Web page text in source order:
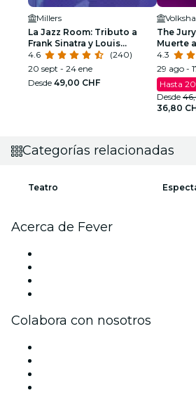
Millers
La Jazz Room: Tributo a
Frank Sinatra y Louis
Armstrong
4.6
(240)
20 sept - 24 ene
Desde 49,00 CHF
The
Muerte
4.3
29 ago -
Hasta
Desde
36,80
Categorías relacionadas
Teatro
Acerca de Fever
Colabora con nosotros